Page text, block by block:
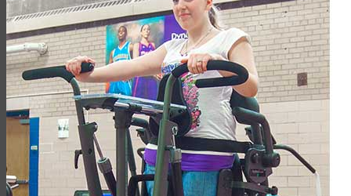
Подъемные
платформы
Почему Мы
10 Наших преимуществ
О компании
Наши каталоги
Наши клиенты